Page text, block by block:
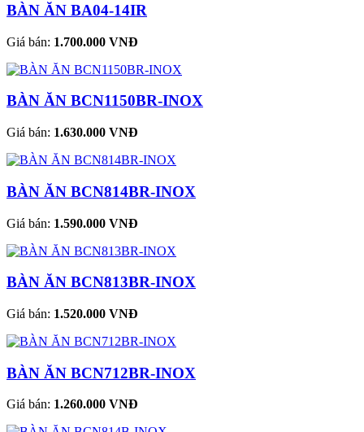
BÀN ĂN BA04-14IR
Giá bán: 1.700.000 VNĐ
BÀN ĂN BCN1150BR-INOX
Giá bán: 1.630.000 VNĐ
BÀN ĂN BCN814BR-INOX
Giá bán: 1.590.000 VNĐ
BÀN ĂN BCN813BR-INOX
Giá bán: 1.520.000 VNĐ
BÀN ĂN BCN712BR-INOX
Giá bán: 1.260.000 VNĐ